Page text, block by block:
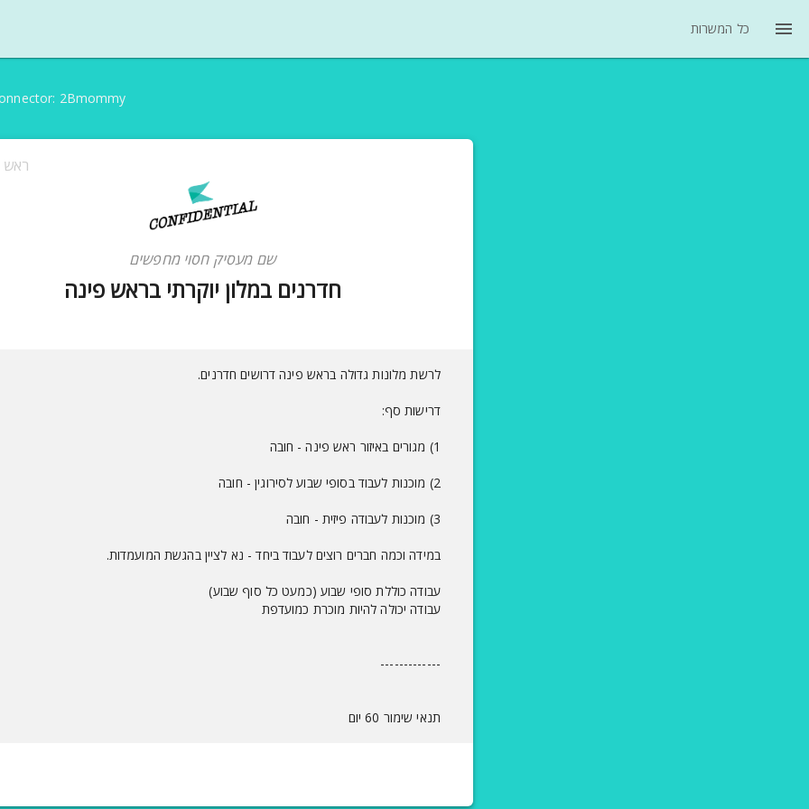
כל המשרות menu
2Bmommy
ראש
שם מעסיק חסוי מחפשים
חדרנים במלון יוקרתי בראש פינה
לרשת מלונות גדולה בראש פינה דרושים חדרנים.
דרישות סף:
1) מגורים באיזור ראש פינה - חובה
2) מוכנות לעבוד בסופי שבוע לסירוגין - חובה
3) מוכנות לעבודה פיזית - חובה
במידה וכמה חברים רוצים לעבוד ביחד - נא לציין בהגשת המועמדות.
עבודה כוללת סופי שבוע (כמעט כל סוף שבוע)
עבודה יכולה להיות מוכרת כמועדפת
-------------
תנאי שימור 60 יום